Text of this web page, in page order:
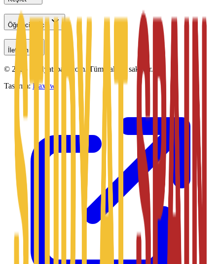
Öğrenciler İçin
İletişim
© 2026 Studyatspain.com. Tüm hakları saklıdır.
Tasarım: Daxow